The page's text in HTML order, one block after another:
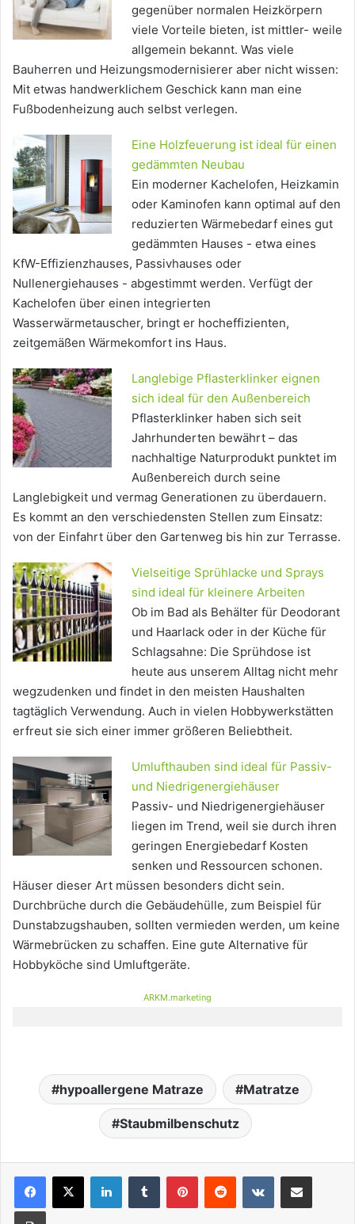
gegenüber normalen Heizkörpern
viele Vorteile bieten, ist mittler- weile
allgemein bekannt. Was viele
Bauherren und Heizungsmodernisierer aber nicht wissen:
Mit etwas handwerklichem Geschick kann man eine
Fußbodenheizung auch selbst verlegen.
Eine Holzfeuerung ist ideal für einen
gedämmten Neubau
Ein moderner Kachelofen, Heizkamin
oder Kaminofen kann optimal auf den
reduzierten Wärmebedarf eines gut
gedämmten Hauses - etwa eines
KfW-Effizienzhauses, Passivhauses oder
Nullenergiehauses - abgestimmt werden. Verfügt der
Kachelofen über einen integrierten
Wasserwärmetauscher, bringt er hocheffizienten,
zeitgemäßen Wärmekomfort ins Haus.
Langlebige Pflasterklinker eignen
sich ideal für den Außenbereich
Pflasterklinker haben sich seit
Jahrhunderten bewährt – das
nachhaltige Naturprodukt punktet im
Außenbereich durch seine
Langlebigkeit und vermag Generationen zu überdauern.
Es kommt an den verschiedensten Stellen zum Einsatz:
von der Einfahrt über den Gartenweg bis hin zur Terrasse.
Vielseitige Sprühlacke und Sprays
sind ideal für kleinere Arbeiten
Ob im Bad als Behälter für Deodorant
und Haarlack oder in der Küche für
Schlagsahne: Die Sprühdose ist
heute aus unserem Alltag nicht mehr
wegzudenken und findet in den meisten Haushalten
tagtäglich Verwendung. Auch in vielen Hobbywerkstätten
erfreut sie sich einer immer größeren Beliebtheit.
Umlufthauben sind ideal für Passiv-
und Niedrigenergiehäuser
Passiv- und Niedrigenergiehäuser
liegen im Trend, weil sie durch ihren
geringen Energiebedarf Kosten
senken und Ressourcen schonen.
Häuser dieser Art müssen besonders dicht sein.
Durchbrüche durch die Gebäudehülle, zum Beispiel für
Dunstabzugshauben, sollten vermieden werden, um keine
Wärmebrücken zu schaffen. Eine gute Alternative für
Hobbyköche sind Umluftgeräte.
ARKM.marketing
hypoallergene Matraze Matratze
Staubmilbenschutz